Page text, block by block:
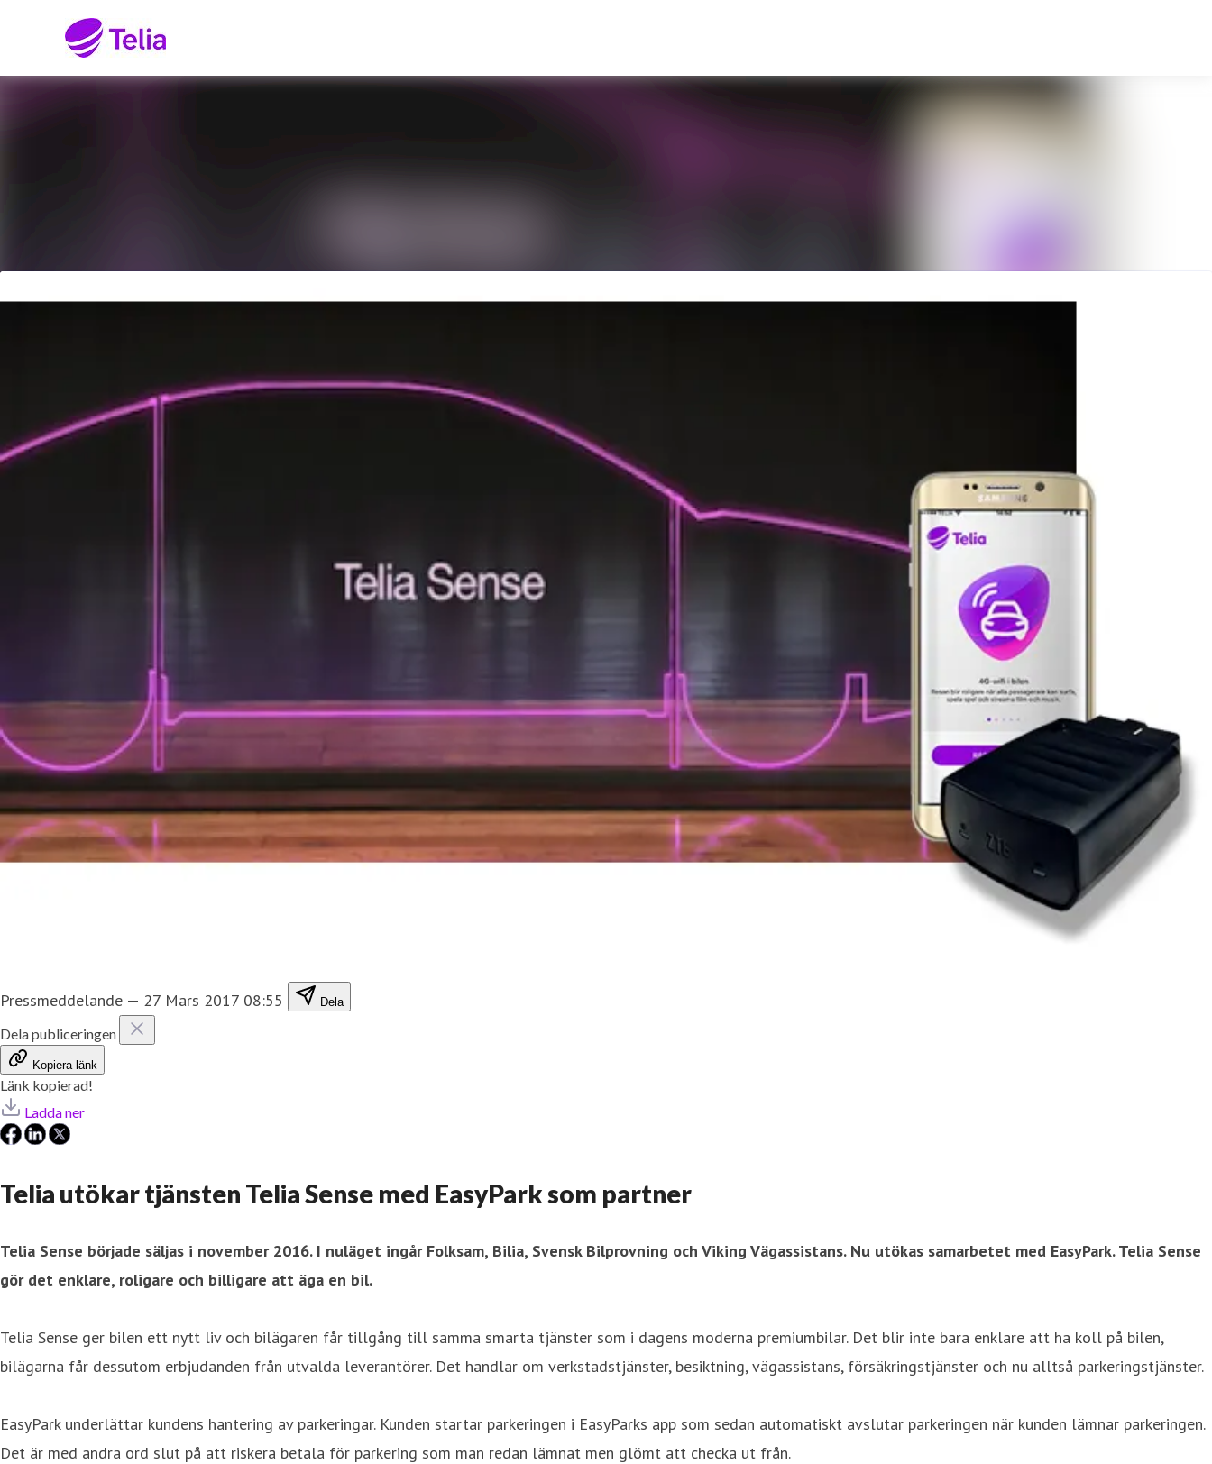
Pressmeddelande — 27 Mars 2017 08:55 Dela
Dela publiceringen
Kopiera länk
Länk kopierad!
Ladda ner
Telia utökar tjänsten Telia Sense med EasyPark som partner
Telia Sense började säljas i november 2016. I nuläget ingår Folksam, Bilia, Svensk Bilprovning och Viking Vägassistans. Nu utökas samarbetet med EasyPark. Telia Sense
gör det enklare, roligare och billigare att äga en bil.
Telia Sense ger bilen ett nytt liv och bilägaren får tillgång till samma smarta tjänster som i dagens moderna premiumbilar. Det blir inte bara enklare att ha koll på bilen,
bilägarna får dessutom erbjudanden från utvalda leverantörer. Det handlar om verkstadstjänster, besiktning, vägassistans, försäkringstjänster och nu alltså parkeringstjänster.
EasyPark underlättar kundens hantering av parkeringar. Kunden startar parkeringen i EasyParks app som sedan automatiskt avslutar parkeringen när kunden lämnar parkeringen.
Det är med andra ord slut på att riskera betala för parkering som man redan lämnat men glömt att checka ut från.